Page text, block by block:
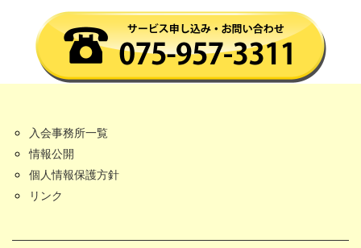
入会事務所一覧
情報公開
個人情報保護方針
リンク